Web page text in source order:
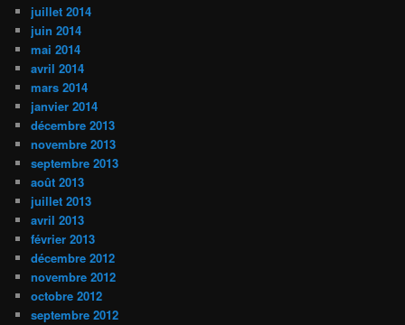
juillet 2014
juin 2014
mai 2014
avril 2014
mars 2014
janvier 2014
décembre 2013
novembre 2013
septembre 2013
août 2013
juillet 2013
avril 2013
février 2013
décembre 2012
novembre 2012
octobre 2012
septembre 2012